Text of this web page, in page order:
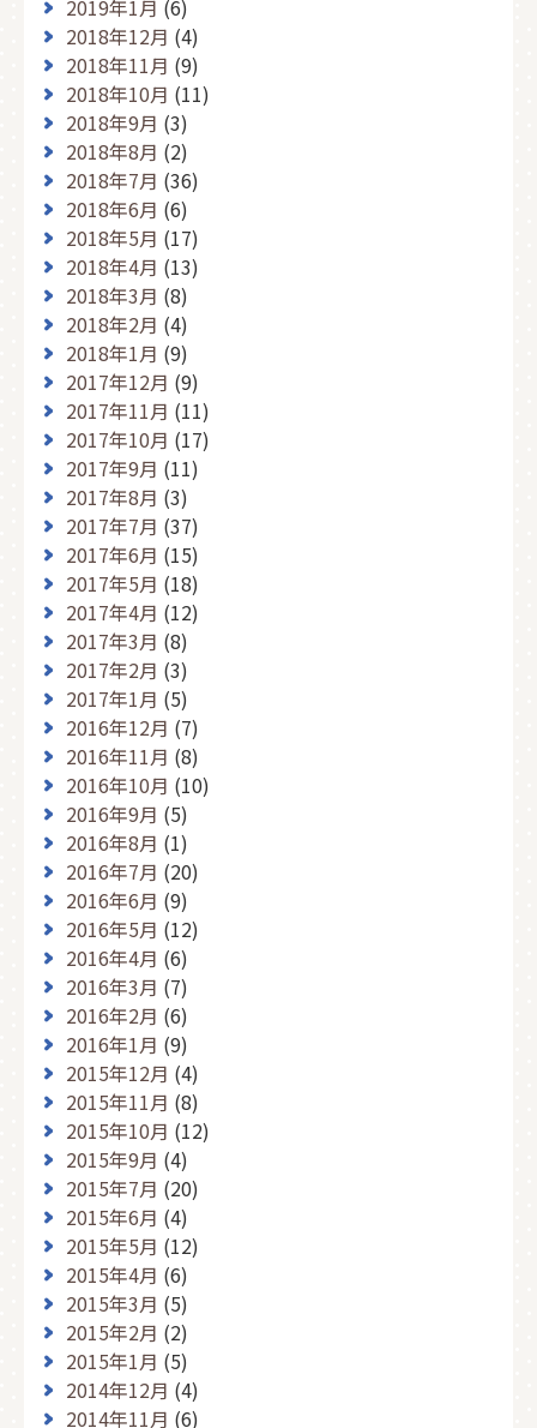
2019年1月 (6)
2018年12月 (4)
2018年11月 (9)
2018年10月 (11)
2018年9月 (3)
2018年8月 (2)
2018年7月 (36)
2018年6月 (6)
2018年5月 (17)
2018年4月 (13)
2018年3月 (8)
2018年2月 (4)
2018年1月 (9)
2017年12月 (9)
2017年11月 (11)
2017年10月 (17)
2017年9月 (11)
2017年8月 (3)
2017年7月 (37)
2017年6月 (15)
2017年5月 (18)
2017年4月 (12)
2017年3月 (8)
2017年2月 (3)
2017年1月 (5)
2016年12月 (7)
2016年11月 (8)
2016年10月 (10)
2016年9月 (5)
2016年8月 (1)
2016年7月 (20)
2016年6月 (9)
2016年5月 (12)
2016年4月 (6)
2016年3月 (7)
2016年2月 (6)
2016年1月 (9)
2015年12月 (4)
2015年11月 (8)
2015年10月 (12)
2015年9月 (4)
2015年7月 (20)
2015年6月 (4)
2015年5月 (12)
2015年4月 (6)
2015年3月 (5)
2015年2月 (2)
2015年1月 (5)
2014年12月 (4)
2014年11月 (6)